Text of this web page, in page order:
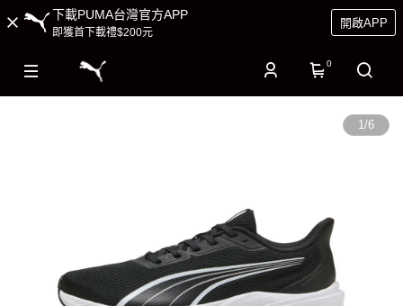
下載PUMA台灣官方APP
即獲首下載禮$200元
開啟APP
0
1/6